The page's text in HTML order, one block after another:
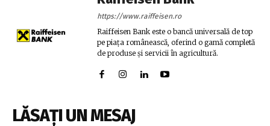
https://www.raiffeisen.ro
Raiffeisen Bank este o bancă universală de top
pe piața românească, oferind o gamă completă
de produse și servicii în agricultură.
LĂSAȚI UN MESAJ